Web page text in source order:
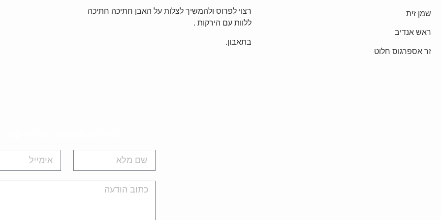
שמן זית
ראש אנדיב
זר אספרגוס חלוט
רצוי לפרוס ולהמשיך לצלות על האבן חתיכה חתיכה
ללוות עם הירקות .
בתאבון.